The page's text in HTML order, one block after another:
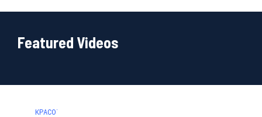
Featured Videos
КРАСОТА И ЗДОРОВЬЕ